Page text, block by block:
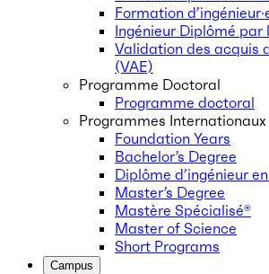
Formation
Ingénieur Diplômé par
Validation des acquis
(VAE)
Programme Doctoral
Programme doctoral
Programmes Internationaux
Foundation Years
Bachelor’s Degree
Diplôme d’ingénieur
Master’s Degree
Mastère Spécialisé®
Master of Science
Short Programs
Campus